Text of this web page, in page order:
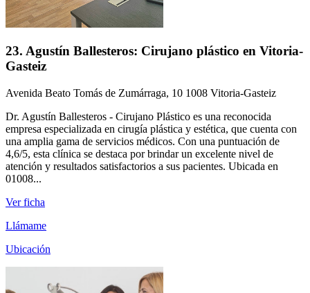
23. Agustín Ballesteros: Cirujano plástico en Vitoria-
Gasteiz
Avenida Beato Tomás de Zumárraga, 10 1008 Vitoria-Gasteiz
Dr. Agustín Ballesteros - Cirujano Plástico es una reconocida
empresa especializada en cirugía plástica y estética, que cuenta con
una amplia gama de servicios médicos. Con una puntuación de
4,6/5, esta clínica se destaca por brindar un excelente nivel de
atención y resultados satisfactorios a sus pacientes. Ubicada en
01008...
Ver ficha
Llámame
Ubicación